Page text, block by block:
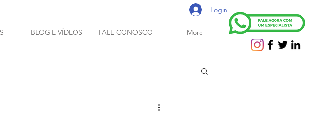
Login
BLOG E VÍDEOS FALE CONOSCO More